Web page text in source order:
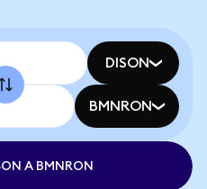
DISON
BMNRON
A BMNRON